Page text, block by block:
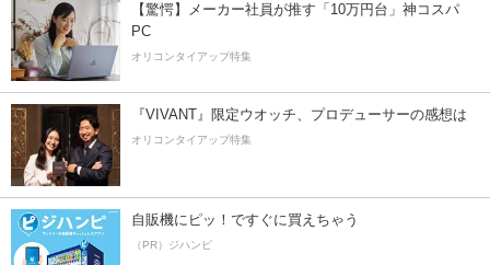
【驚愕】メーカー社員が推す「10万円台」神コスパ
PC
オリコンタイアップ特集
『VIVANT』限定ウオッチ、プロデューサーの感想は
オリコンタイアップ特集
自販機にピッ！ですぐに買えちゃう
（PR）ジハンピ